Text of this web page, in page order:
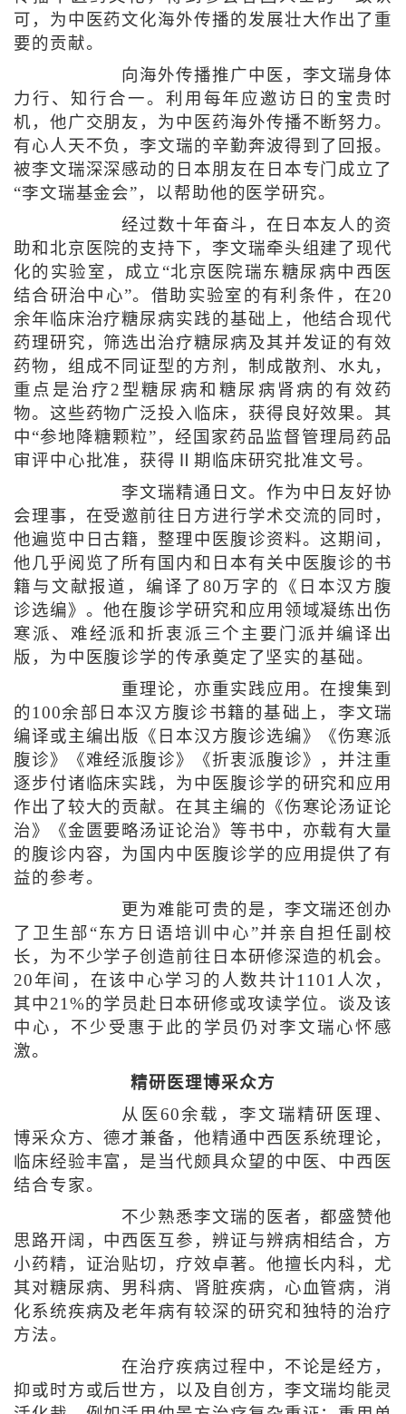
可，为中医药文化海外传播的发展壮大作出了重
要的贡献。
向海外传播推广中医，李文瑞身体
力行、知行合一。利用每年应邀访日的宝贵时
机，他广交朋友，为中医药海外传播不断努力。
有心人天不负，李文瑞的辛勤奔波得到了回报。
被李文瑞深深感动的日本朋友在日本专门成立了
“李文瑞基金会”，以帮助他的医学研究。
经过数十年奋斗，在日本友人的资
助和北京医院的支持下，李文瑞牵头组建了现代
化的实验室，成立“北京医院瑞东糖尿病中西医
结合研治中心”。借助实验室的有利条件，在20
余年临床治疗糖尿病实践的基础上，他结合现代
药理研究，筛选出治疗糖尿病及其并发证的有效
药物，组成不同证型的方剂，制成散剂、水丸，
重点是治疗2型糖尿病和糖尿病肾病的有效药
物。这些药物广泛投入临床，获得良好效果。其
中“参地降糖颗粒”，经国家药品监督管理局药品
审评中心批准，获得Ⅱ期临床研究批准文号。
李文瑞精通日文。作为中日友好协
会理事，在受邀前往日方进行学术交流的同时，
他遍览中日古籍，整理中医腹诊资料。这期间，
他几乎阅览了所有国内和日本有关中医腹诊的书
籍与文献报道，编译了80万字的《日本汉方腹
诊选编》。他在腹诊学研究和应用领域凝练出伤
寒派、难经派和折衷派三个主要门派并编译出
版，为中医腹诊学的传承奠定了坚实的基础。
重理论，亦重实践应用。在搜集到
的100余部日本汉方腹诊书籍的基础上，李文瑞
编译或主编出版《日本汉方腹诊选编》《伤寒派
腹诊》《难经派腹诊》《折衷派腹诊》，并注重
逐步付诸临床实践，为中医腹诊学的研究和应用
作出了较大的贡献。在其主编的《伤寒论汤证论
治》《金匮要略汤证论治》等书中，亦载有大量
的腹诊内容，为国内中医腹诊学的应用提供了有
益的参考。
更为难能可贵的是，李文瑞还创办
了卫生部“东方日语培训中心”并亲自担任副校
长，为不少学子创造前往日本研修深造的机会。
20年间，在该中心学习的人数共计1101人次，
其中21%的学员赴日本研修或攻读学位。谈及该
中心，不少受惠于此的学员仍对李文瑞心怀感
激。
精研医理博采众方
从医60余载，李文瑞精研医理、
博采众方、德才兼备，他精通中西医系统理论，
临床经验丰富，是当代颇具众望的中医、中西医
结合专家。
不少熟悉李文瑞的医者，都盛赞他
思路开阔，中西医互参，辨证与辨病相结合，方
小药精，证治贴切，疗效卓著。他擅长内科，尤
其对糖尿病、男科病、肾脏疾病，心血管病，消
化系统疾病及老年病有较深的研究和独特的治疗
方法。
在治疗疾病过程中，不论是经方，
抑或时方或后世方，以及自创方，李文瑞均能灵